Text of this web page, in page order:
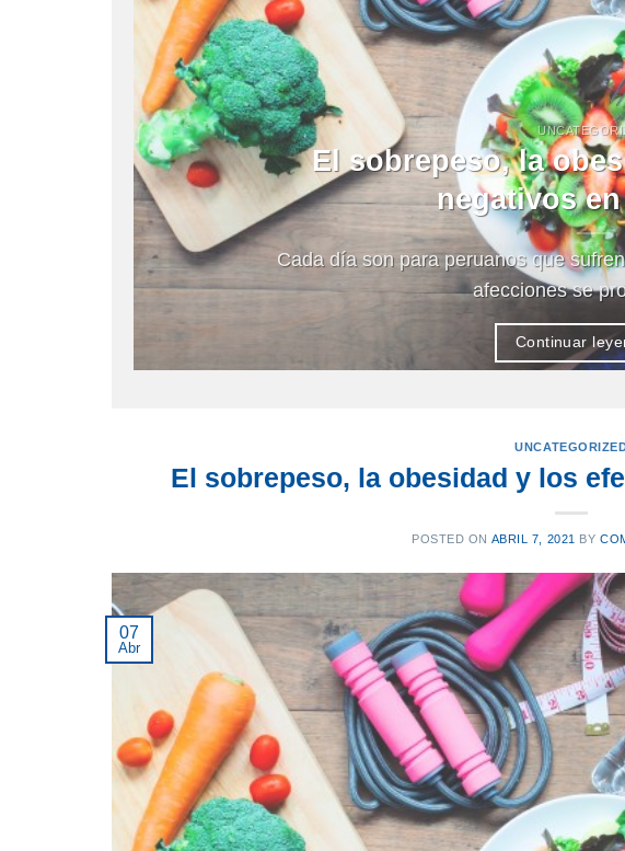
El sobrepeso, la
negativos
Cada día son para peruanos que
afecciones se
Continuar
El sobrepeso, la obesidad y los
POSTED ON ABRIL 7, 2021 BY
07
Abr